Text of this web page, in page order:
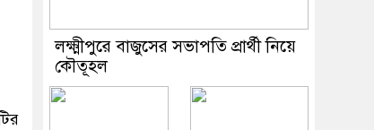
লক্ষ্মীপুরে বাজুসের সভাপতি প্রার্থী নিয়ে
কৌতূহল